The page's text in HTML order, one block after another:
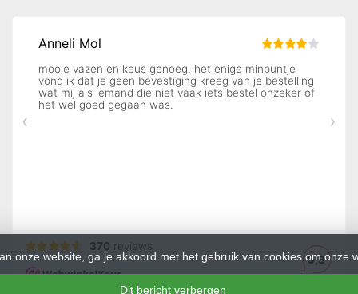
onze website, ga je akkoord met het gebruik van cookies om onze
Dit bericht verbergen